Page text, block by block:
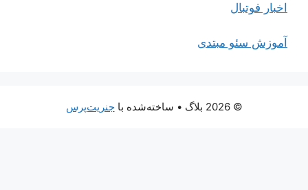
اخبار فوتبال
آموزش سئو مبتدی
• ساخته‌شده باجنریت‌پرس